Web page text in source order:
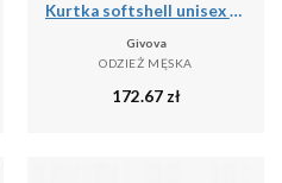
Kurtka softshell unisex Givova Kurtka niebieska
Givova
ODZIEŻ MĘSKA
172.67 zł